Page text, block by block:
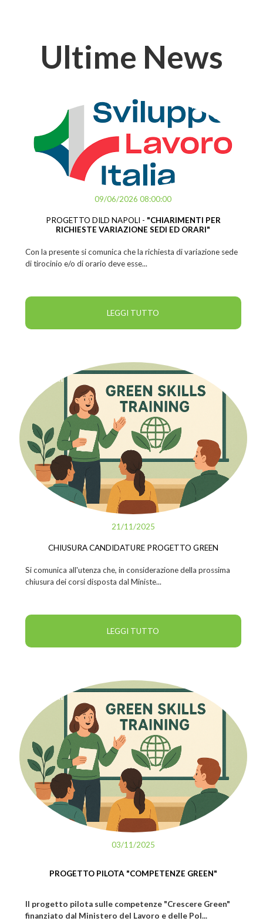
Ultime News
09/06/2026 08:00:00
PROGETTO DILD NAPOLI - "CHIARIMENTI PER
RICHIESTE VARIAZIONE SEDI ED ORARI"
Con la presente si comunica che la richiesta di variazione sede
di tirocinio e/o di orario deve esse...
LEGGI TUTTO
21/11/2025
CHIUSURA CANDIDATURE PROGETTO GREEN
Si comunica all'utenza che, in considerazione della prossima
chiusura dei corsi disposta dal Ministe...
LEGGI TUTTO
03/11/2025
PROGETTO PILOTA "COMPETENZE GREEN"
Il progetto pilota sulle competenze "Crescere Green"
finanziato dal Ministero del Lavoro e delle Pol...